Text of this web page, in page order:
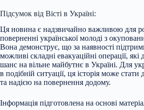
Підсумок від Вісті в Україні:
Ця новина є надзвичайно важливою для
поверненні української молоді з
Вона демонструє, що за наявності
можливі складні евакуаційні операції,
шанс на вільне майбутнє в Україні. Для
в подібній ситуації, ця історія може
та надією на повернення додому.
Інформація підготовлена на основі